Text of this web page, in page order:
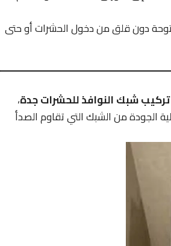
دون قلق من دخول الحشرات أو حتى
تركيب شبك النوافذ للحشرات جدة،
الجودة من الشبك التي تقاوم الصدأ